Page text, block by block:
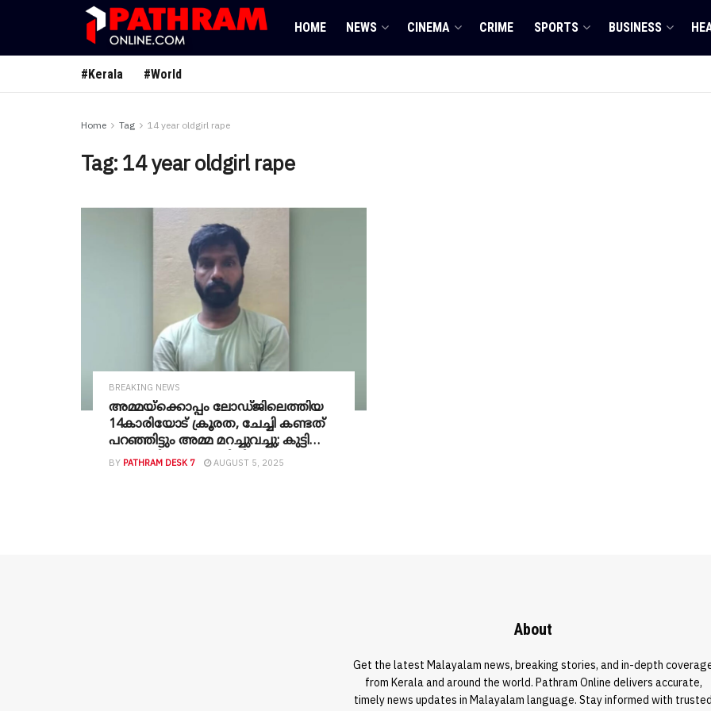
HOME NEWS CINEMA CRIME SPORTS BUSINESS
#Kerala #World
Home Tag 14 year oldgirl rape
Tag: 14 year oldgirl rape
BREAKING NEWS
അമ്മയ്ക്കൊപ്പം ലോഡ്ജിലെത്തിയ
14കാരിയോട് ക്രൂരത, ചേച്ചി കണ്ടത്
പറഞ്ഞിട്ടും അമ്മ മറച്ചുവച്ചു; കുട്ടി
അധ്യാപികയെ അറിയിച്ചു, ഓട്ടോ
BY PATHRAM DESK 7 AUGUST 5, 2025
About
Get the latest Malayalam news, breaking stories, and in-depth
from Kerala and around the world. Pathram Online delivers accurate,
timely news updates in Malayalam language. Stay informed with